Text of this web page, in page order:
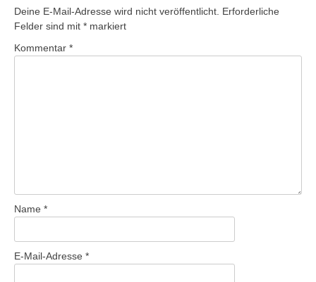
Deine E-Mail-Adresse wird nicht veröffentlicht. Erforderliche
Felder sind mit * markiert
Kommentar *
Name *
E-Mail-Adresse *